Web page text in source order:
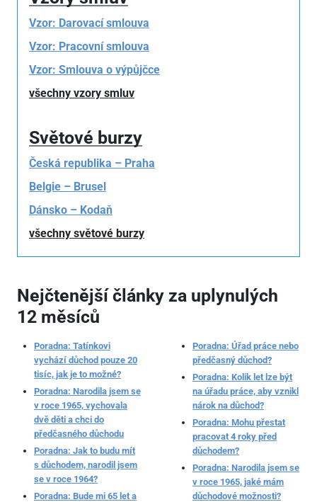
Vzor: Darovací smlouva
Vzor: Pracovní smlouva
Vzor: Smlouva o výpůjčce
všechny vzory smluv
Světové burzy
Česká republika – Praha
Belgie – Brusel
Dánsko – Kodaň
všechny světové burzy
Nejčtenější články za uplynulých
12 měsíců
Poradna: Tatínkovi
vychází důchod pouze 20
tisíc, jak je to možné?
Poradna: Narodila jsem se
v roce 1965, vychovala
dvě děti a chci do
předčasného důchodu
Poradna: Jak to budu mít
s důchodem, narodil jsem
se v roce 1964?
Poradna: Bude mi 65 let a
Poradna: Úřad práce nebo
předčasný důchod?
Poradna: Kolik let lze být
na úřadu práce, aby vznikl
nárok na důchod?
Poradna: Mohu přestat
pracovat 4 roky před
důchodem?
Poradna: Narodila jsem se
v roce 1965, jaké mám
důchodové možnosti?